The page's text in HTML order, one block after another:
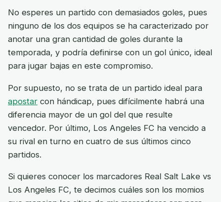
No esperes un partido con demasiados goles, pues
ninguno de los dos equipos se ha caracterizado por
anotar una gran cantidad de goles durante la
temporada, y podría definirse con un gol único, ideal
para jugar bajas en este compromiso.
Por supuesto, no se trata de un partido ideal para
apostar con hándicap, pues difícilmente habrá una
diferencia mayor de un gol del que resulte
vencedor. Por último, Los Angeles FC ha vencido a
su rival en turno en cuatro de sus últimos cinco
partidos.
Si quieres conocer los marcadores Real Salt Lake vs
Los Angeles FC, te decimos cuáles son los momios